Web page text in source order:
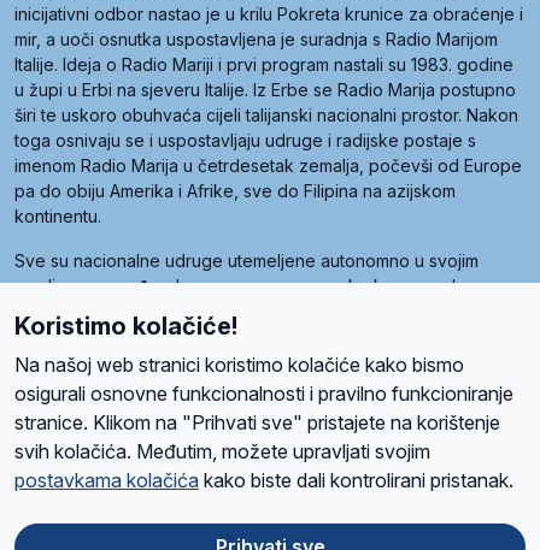
inicijativni odbor nastao je u krilu Pokreta krunice za obraćenje i
mir, a uoči osnutka uspostavljena je suradnja s Radio Marijom
Italije. Ideja o Radio Mariji i prvi program nastali su 1983. godine
u župi u Erbi na sjeveru Italije. Iz Erbe se Radio Marija postupno
širi te uskoro obuhvaća cijeli talijanski nacionalni prostor. Nakon
toga osnivaju se i uspostavljaju udruge i radijske postaje s
imenom Radio Marija u četrdesetak zemalja, počevši od Europe
pa do obiju Amerika i Afrike, sve do Filipina na azijskom
kontinentu.
Sve su nacionalne udruge utemeljene autonomno u svojim
zemljama, a međusobna su povezane preko krovne udruge
pod nazivom Svjetska obitelj Radio Marije (World Family of
Radio Maria). Svjetsku obitelj utemeljilo je sedam članica, među
kojima je i hrvatska Udruga Radio Marija.
O namaRadio ProgramVolonteriPrijateljiKontaktPravila privatnosti
Ova stranica je zaštićena Google reCAPTCHA sustavom
Koristimo kolačiće!
Na našoj web stranici koristimo kolačiće kako bismo
osigurali osnovne funkcionalnosti i pravilno funkcioniranje
stranice. Klikom na "Prihvati sve" pristajete na korištenje
svih kolačića. Međutim, možete upravljati svojim
postavkama kolačića kako biste dali kontrolirani pristanak.